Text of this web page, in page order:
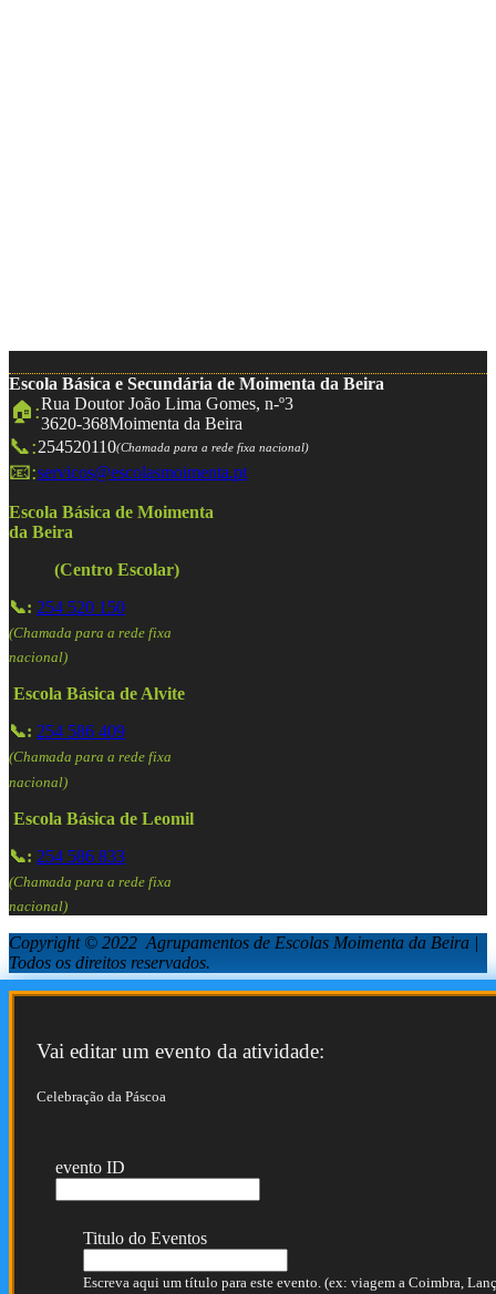
Escola Básica e Secundária de Moimenta da Beira
🏠:Rua Doutor João Lima Gomes, n-º3
3620-368Moimenta da Beira
📞:254520110(Chamada para a rede fixa nacional)
📧:servicos@escolasmoimenta.pt
Escola Básica de Moimenta
da Beira
(Centro Escolar)
📞: 254 520 150
(Chamada para a rede fixa
nacional)
Escola Básica de Alvite
📞: 254 586 409
(Chamada para a rede fixa
nacional)
Escola Básica de Leomil
📞: 254 586 833
(Chamada para a rede fixa
nacional)
Copyright © 2022 Agrupamentos de Escolas Moimenta da Beira |
Todos os direitos reservados.
Vai editar um evento da atividade:
Celebração da Páscoa
evento ID
Titulo do Eventos
Escreva aqui um título para este evento. (ex: viagem a Coimbra,